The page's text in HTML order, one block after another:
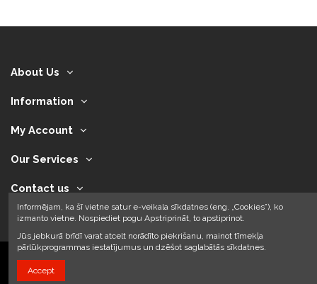
About Us
Information
My Account
Our Services
Contact us
Informējam, ka šī vietne satur e-veikala sīkdatnes (eng. „Cookies”), ko
izmanto vietne. Nospiediet pogu Apstriprināt, to apstiprinot.
Jūs jebkurā brīdī varat atcelt norādīto piekrišanu, mainot tīmekļa
pārlūkprogrammas iestatījumus un dzēšot saglabātās sīkdatnes.
Accept